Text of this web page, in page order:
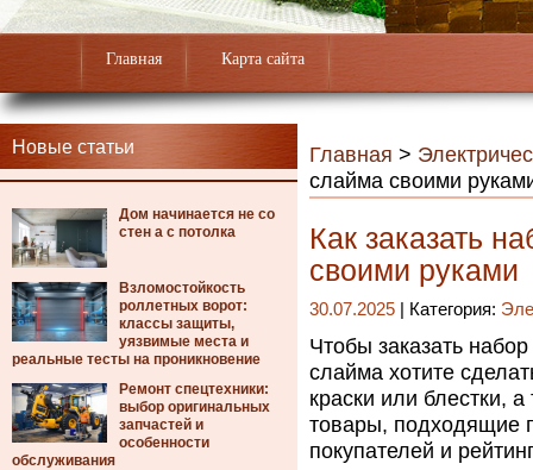
Главная Карта сайта
Новые статьи
Дом начинается не со
стен а с потолка
Взломостойкость
роллетных ворот:
классы защиты,
уязвимые места и
реальные тесты на проникновение
Ремонт спецтехники:
выбор оригинальных
запчастей и
особенности
обслуживания
Главная >
слайма своими
Как заказать
своими руками
30.07.2025 | Категория:
Чтобы заказать
слайма хотите
краски или блестки,
товары, подходящие
покупателей и